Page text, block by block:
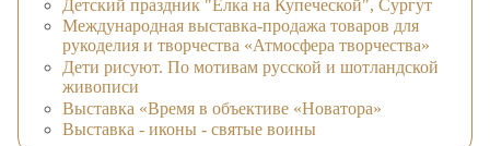
Детский праздник "Ёлка на Купеческой", Сургут
Международная выставка-продажа товаров для
рукоделия и творчества «Атмосфера творчества»
Дети рисуют. По мотивам русской и шотландской
живописи
Выставка «Время в объективе «Новатора»
Выставка - иконы - святые воины